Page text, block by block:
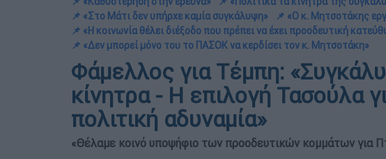
📌 «Στο Μάτι δεν υπήρχε καμία συγκάλυψη»
📌 «Ο κ. Μητσοτάκης
📌 «Η κοινωνία θέλει διέξοδο που πρέπει να έχει προοδευτική
📌 «Δεν μπορεί μόνο του το ΠΑΣΟΚ να κερδίσει τον κ. Μητσοτάκη»
Φάμελλος για Τέμπη:
κίνητρα - Η επιλογή Τασούλα
πολιτική αδυναμία»
«Θέλαμε κοινό υποψήφιο των προοδευτικών κομμάτων για